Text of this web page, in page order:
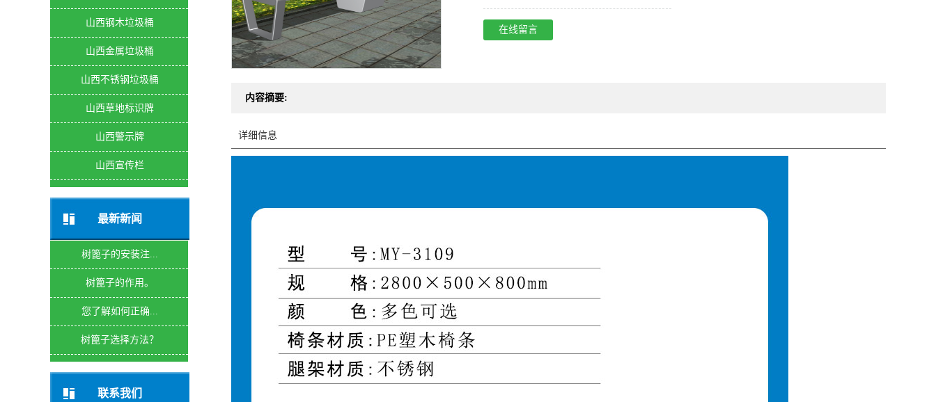
山西钢木垃圾桶
山西金属垃圾桶
山西不锈钢垃圾桶
山西草地标识牌
山西警示牌
山西宣传栏
最新新闻
树篦子的安装注...
树篦子的作用。
您了解如何正确...
树篦子选择方法？
联系我们
在线留言
内容摘要:
详细信息